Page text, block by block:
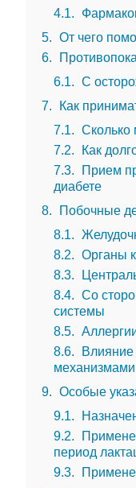
4.1
5
От чего
6
6.1
С
7
Как
7.1
Сколько
7.2
Как
7.3
Прием
диабете
8
Побочные
8.1
8.2
Органы
8.3
8.4
Со
системы
8.5
8.6
Влияние
механизмами
9
Особые
9.1
9.2
период
9.3